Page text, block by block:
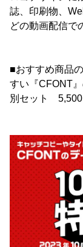
誌、印刷物、
どの動画配信で
■おすすめ商品
すい『CFONT
別セット 5,500